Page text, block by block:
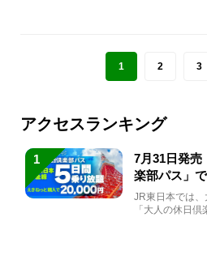
1 2 3
アクセスランキング
1
7月31日発売
楽部パス」
JR東日本では
「大人の休日